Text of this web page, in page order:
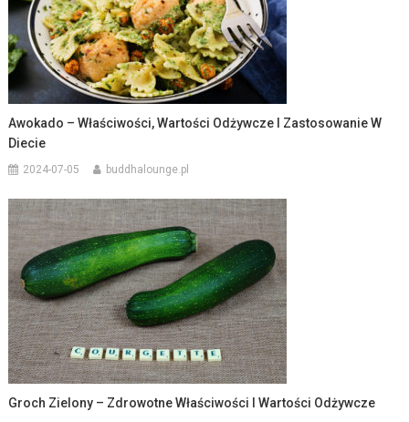
Awokado – Właściwości, Wartości Odżywcze I Zastosowanie W
Diecie
2024-07-05 buddhalounge.pl
Groch Zielony – Zdrowotne Właściwości I Wartości Odżywcze